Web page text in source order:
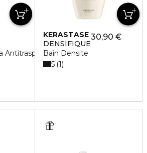
Antitraspirante
KERASTASE
DENSIFIQUE
Bain Densite
30,90 €
5 1